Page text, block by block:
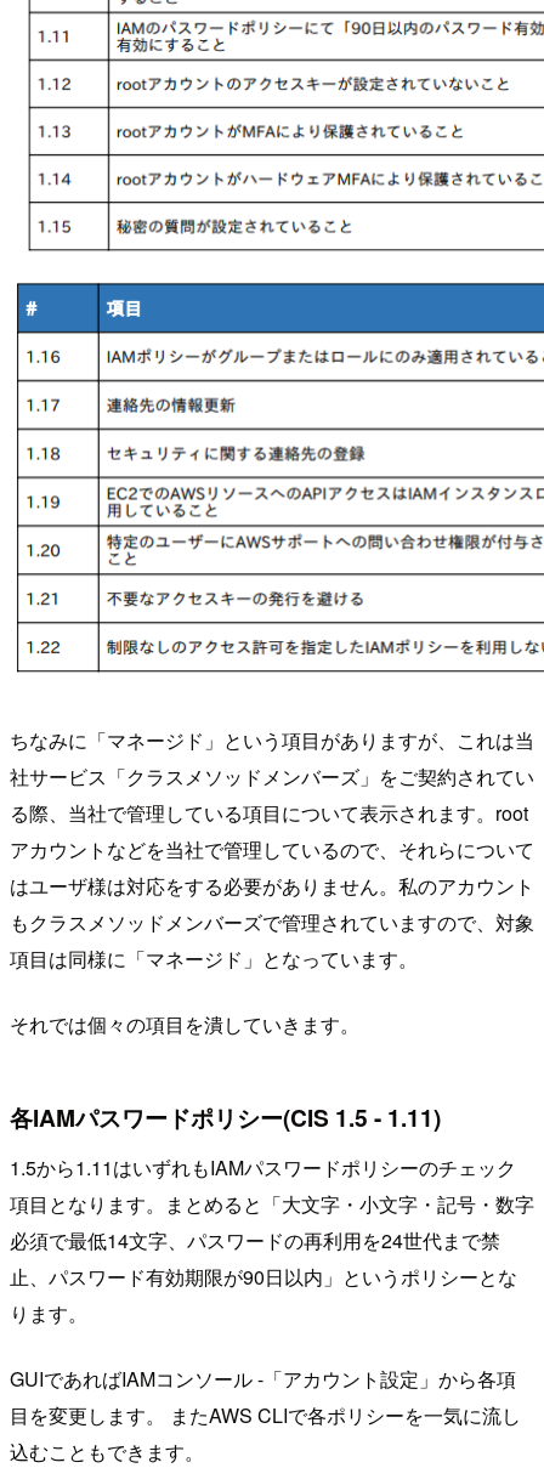
ちなみに「マネージド」という項目がありますが、これは当
社サービス「クラスメソッドメンバーズ」をご契約されてい
る際、当社で管理している項目について表示されます。root
アカウントなどを当社で管理しているので、それらについて
はユーザ様は対応をする必要がありません。私のアカウント
もクラスメソッドメンバーズで管理されていますので、対象
項目は同様に「マネージド」となっています。
それでは個々の項目を潰していきます。
各IAMパスワードポリシー(CIS 1.5 - 1.11)
1.5から1.11はいずれもIAMパスワードポリシーのチェック
項目となります。まとめると「大文字・小文字・記号・数字
必須で最低14文字、パスワードの再利用を24世代まで禁
止、パスワード有効期限が90日以内」というポリシーとな
ります。
GUIであればIAMコンソール -「アカウント設定」から各項
目を変更します。 またAWS CLIで各ポリシーを一気に流し
込むこともできます。